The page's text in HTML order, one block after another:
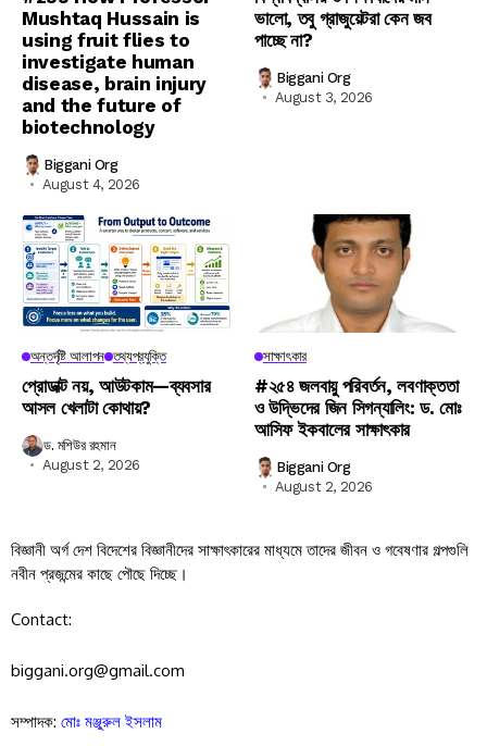
Mushtaq Hussain is
using fruit flies to
investigate human
disease, brain injury
and the future of
biotechnology
Biggani Org
August 4, 2026
ভালো, তবু গ্রাজুয়েটরা কেন জব
পাচ্ছে না?
Biggani Org
August 3, 2026
অন্তর্দৃষ্টি আলাপন তথ্যপ্রযুক্তি
প্রোডাক্ট নয়, আউটকাম—ব্যবসার
আসল খেলাটা কোথায়?
ড. মশিউর রহমান
August 2, 2026
সাক্ষাৎকার
#২৫৪ জলবায়ু পরিবর্তন, লবণাক্ততা
ও উদ্ভিদের জিন সিগন্যালিং: ড. মোঃ
আসিফ ইকবালের সাক্ষাৎকার
Biggani Org
August 2, 2026
বিজ্ঞানী অর্গ দেশ বিদেশের বিজ্ঞানীদের সাক্ষাৎকারের মাধ্যমে তাদের জীবন ও গবেষণার গল্পগুলি
নবীন প্রজন্মের কাছে পৌছে দিচ্ছে।
Contact:
biggani.org@gmail.com
সম্পাদক: মোঃ মঞ্জুরুল ইসলাম